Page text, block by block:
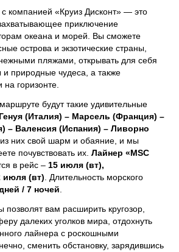
компанией «Круиз Дисконт» — это
приключение
океана и морей. Вы сможете
острова и экзотические страны,
пляжами, открывать для себя
и природные чудеса, а также
горизонте.
будут такие удивительные
Генуя (Италия) – Марсель (Франция) –
– Валенсия (Испания) – Ливорно
из них свой шарм и обаяние, и мы
почувствовать их. Лайнер «MSC
в рейс – 15 июля (вт),
июля (вт) . Длительность морского
/ 7 ночей
вам расширить кругозор,
далеких уголков мира, отдохнуть
лайнера с роскошными
сменить обстановку, зарядившись